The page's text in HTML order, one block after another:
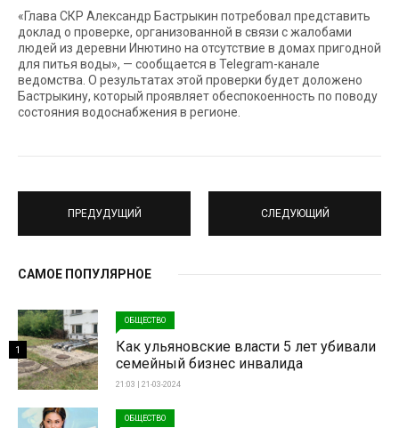
«Глава СКР Александр Бастрыкин потребовал представить
доклад о проверке, организованной в связи с жалобами
людей из деревни Инютино на отсутствие в домах пригодной
для питья воды», — сообщается в Telegram-канале
ведомства. О результатах этой проверки будет доложено
Бастрыкину, который проявляет обеспокоенность по поводу
состояния водоснабжения в регионе.
ПРЕДУДУЩИЙ СЛЕДУЮЩИЙ
САМОЕ ПОПУЛЯРНОЕ
ОБЩЕСТВО
Как ульяновские власти 5 лет убивали
семейный бизнес инвалида
21:03 | 21-03-2024
1
ОБЩЕСТВО